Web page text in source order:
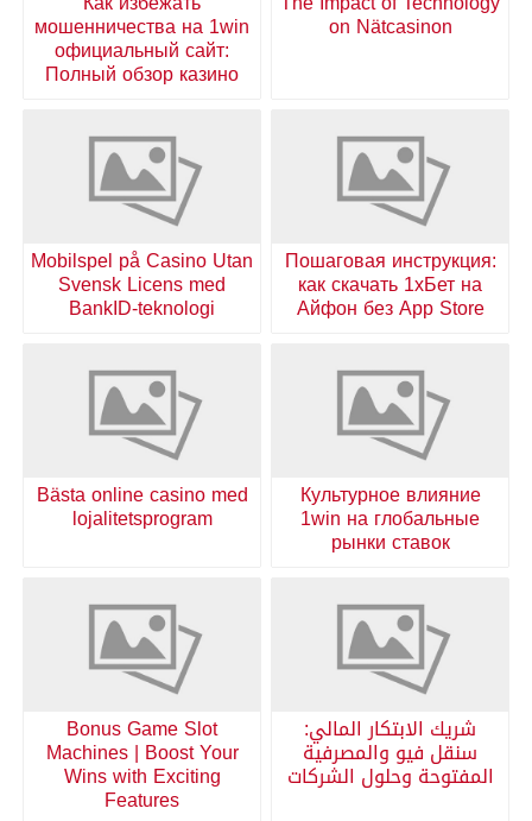
on Nätcasinon
мошенничества на 1win
официальный сайт:
Полный обзор казино
Пошаговая инструкция:
как скачать 1хБет на
Айфон без App Store
Mobilspel på Casino Utan
Svensk Licens med
BankID-teknologi
Культурное влияние
1win на глобальные
рынки ставок
Bästa online casino med
lojalitetsprogram
شريك الابتكار المالي:
سنقل فيو والمصرفية
المفتوحة وحلول الشركات
Bonus Game Slot
Machines | Boost Your
Wins with Exciting
Features